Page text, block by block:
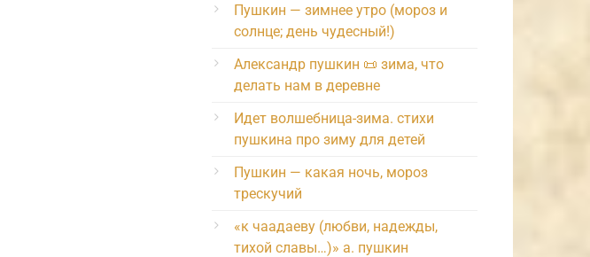
Пушкин — зимнее утро (мороз и
солнце; день чудесный!)
Александр пушкин 📜 зима, что
делать нам в деревне
Идет волшебница-зима. стихи
пушкина про зиму для детей
Пушкин — какая ночь, мороз
трескучий
«к чаадаеву (любви, надежды,
тихой славы…)» а. пушкин